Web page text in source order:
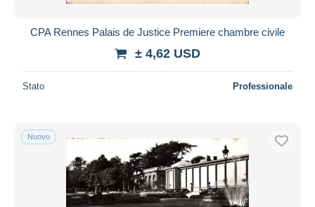
CPA Rennes Palais de Justice Premiere chambre civile
± 4,62 USD
Stato Professionale
Nuovo